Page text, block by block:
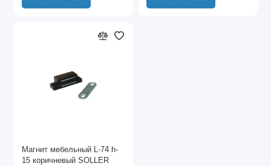
Магнит мебельный L-74 h-
15 коричневый SOLLER